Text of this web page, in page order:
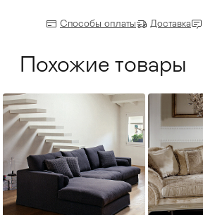
Способы оплаты Доставка
Похожие товары